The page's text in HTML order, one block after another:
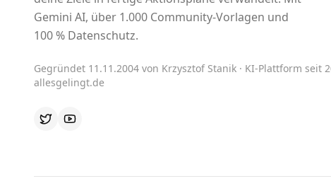
Gemini AI, über 1.000 Community-Vorlagen und
100 % Datenschutz.
Gegründet 11.11.2004 von Krzysztof Stanik · KI-Plattform seit
allesgelingt.de